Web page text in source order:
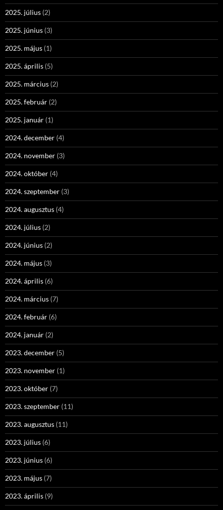
2025. július (2)
2025. június (3)
2025. május (1)
2025. április (5)
2025. március (2)
2025. február (2)
2025. január (1)
2024. december (4)
2024. november (3)
2024. október (4)
2024. szeptember (3)
2024. augusztus (4)
2024. július (2)
2024. június (2)
2024. május (3)
2024. április (6)
2024. március (7)
2024. február (6)
2024. január (2)
2023. december (5)
2023. november (1)
2023. október (7)
2023. szeptember (11)
2023. augusztus (11)
2023. július (6)
2023. június (6)
2023. május (7)
2023. április (9)